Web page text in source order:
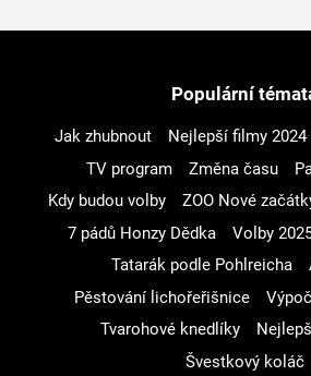
Populární
Jak zhubnout Nejlepší filmy 2024
TV program
Změna času
Kdy budou volby
ZOO Nové
7 pádů Honzy Dědka
Volby
Tatarák podle Pohlreicha
Pěstování lichořeřišnice
Tvarohové knedlíky
Švestkový koláč